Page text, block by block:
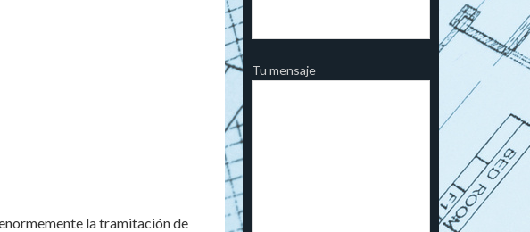
la tramitación de
Tu mensaje